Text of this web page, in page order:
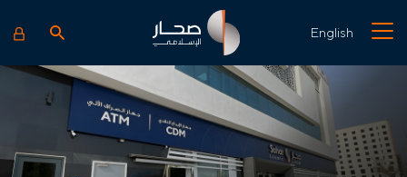
English